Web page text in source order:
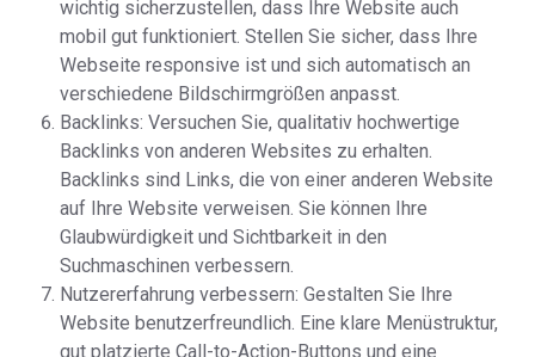
wichtig sicherzustellen, dass Ihre Website auch
mobil gut funktioniert. Stellen Sie sicher, dass Ihre
Webseite responsive ist und sich automatisch an
verschiedene Bildschirmgrößen anpasst.
Backlinks: Versuchen Sie, qualitativ hochwertige
Backlinks von anderen Websites zu erhalten.
Backlinks sind Links, die von einer anderen Website
auf Ihre Website verweisen. Sie können Ihre
Glaubwürdigkeit und Sichtbarkeit in den
Suchmaschinen verbessern.
Nutzererfahrung verbessern: Gestalten Sie Ihre
Website benutzerfreundlich. Eine klare Menüstruktur,
gut platzierte Call-to-Action-Buttons und eine